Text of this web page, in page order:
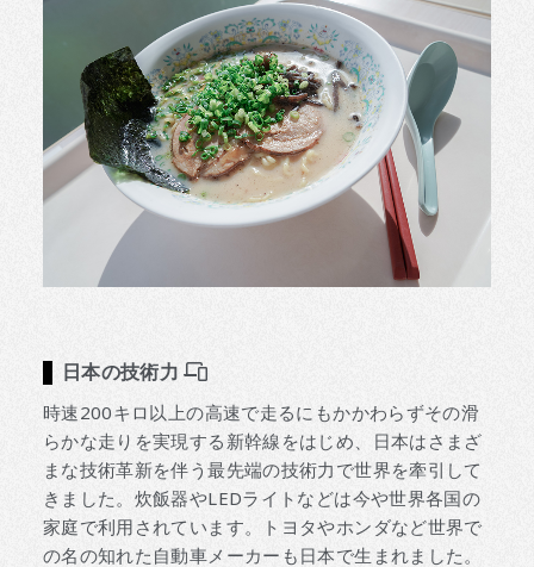
日本の技術力
時速200キロ以上の高速で走るにもかかわらずその滑
らかな走りを実現する新幹線をはじめ、日本はさまざ
まな技術革新を伴う最先端の技術力で世界を牽引して
きました。炊飯器やLEDライトなどは今や世界各国の
家庭で利用されています。トヨタやホンダなど世界で
の名の知れた自動車メーカーも日本で生まれました。